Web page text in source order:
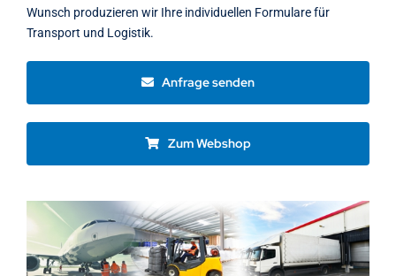
Wunsch produzieren wir Ihre individuellen Formulare für
Transport und Logistik.
Anfrage senden
Zum Webshop